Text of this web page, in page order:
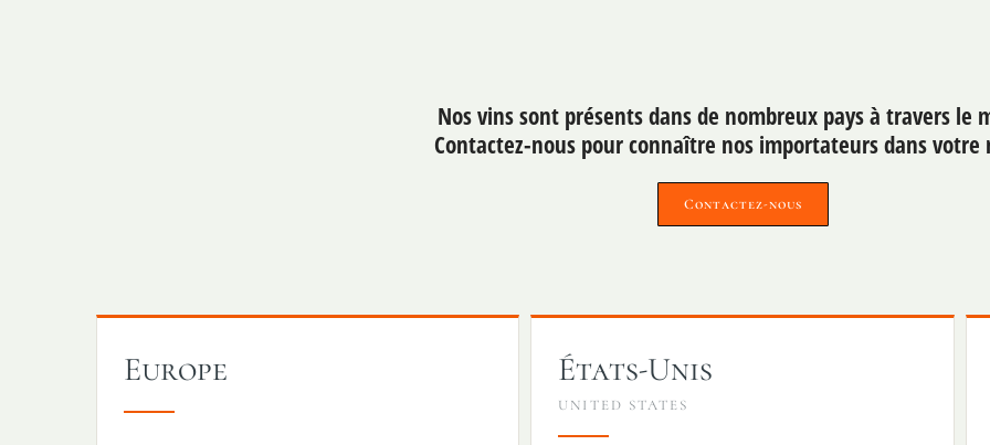
Nos vins sont présents dans de nombreux pays à travers le
Contactez-nous pour connaître nos importateurs dans votre
Contactez-nous
Europe États-Unis
UNITED STATES